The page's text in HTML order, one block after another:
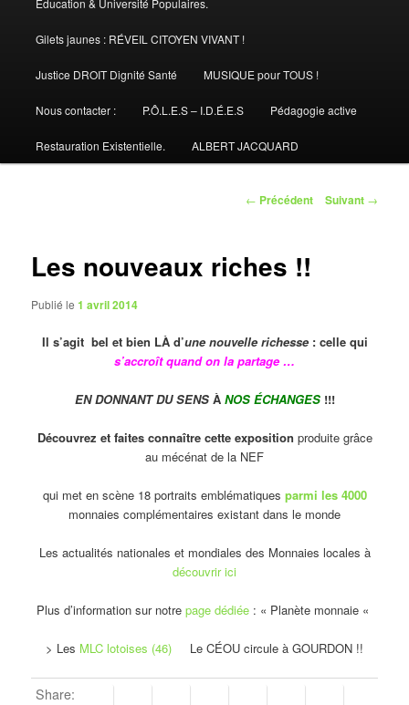
Gilets jaunes : RÉVEIL CITOYEN VIVANT !
Justice DROIT Dignité Santé MUSIQUE pour TOUS !
Nous contacter : P.Ô.L.E.S – I.D.É.E.S Pédagogie active
Restauration Existentielle. ALBERT JACQUARD
Navigation
← Précédent Suivant →
Les nouveaux riches !!
Publié le1 avril 2014
Il s’agit bel et bien LÀ d’une nouvelle richesse: celle qui
s’accroît quand on la partage …
EN DONNANT DU SENSÀ NOS ÉCHANGES!!!
Découvrez et faites connaître cette exposition produite grâce
au mécénat de la NEF
qui met en scène 18 portraits emblématiques parmi les 4000
monnaies complémentaires existant dans le monde
Les actualités nationales et mondiales des Monnaies locales à
découvrir ici
Plus d’information sur notre page dédiée : « Planète monnaie «
> Les MLC lotoises (46) Le CÉOU circule à GOURDON !!
Share: